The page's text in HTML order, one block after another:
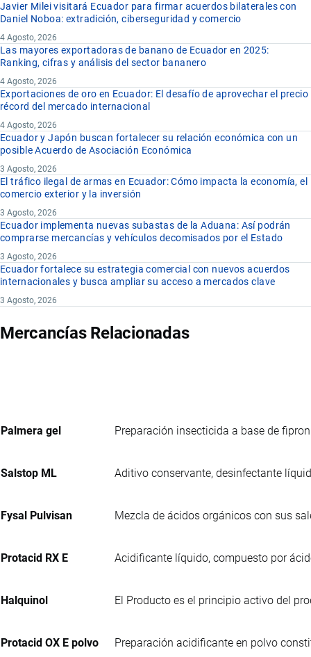
Javier Milei visitará Ecuador para firmar acuerdos bilaterales con
Daniel Noboa: extradición, ciberseguridad y comercio
4 Agosto, 2026
Las mayores exportadoras de banano de Ecuador en 2025:
Ranking, cifras y análisis del sector bananero
4 Agosto, 2026
Exportaciones de oro en Ecuador: El desafío de aprovechar el precio
récord del mercado internacional
4 Agosto, 2026
Ecuador y Japón buscan fortalecer su relación económica con un
posible Acuerdo de Asociación Económica
3 Agosto, 2026
El tráfico ilegal de armas en Ecuador: Cómo impacta la economía, el
comercio exterior y la inversión
3 Agosto, 2026
Ecuador implementa nuevas subastas de la Aduana: Así podrán
comprarse mercancías y vehículos decomisados por el Estado
3 Agosto, 2026
Ecuador fortalece su estrategia comercial con nuevos acuerdos
internacionales y busca ampliar su acceso a mercados clave
3 Agosto, 2026
Mercancías Relacionadas
Palmera gel Preparación insecticida a base de
Salstop ML Aditivo conservante, desinfectante
Fysal Pulvisan Mezcla de ácidos orgánicos con sus
Protacid RX E Acidificante líquido, compuesto por
Halquinol El Producto es el principio activo del
Protacid OX E polvo Preparación acidificante en polvo